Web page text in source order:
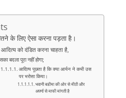
के लिए ऐसा करना पड़ता है।
को दंडित करना चाहता है,
बदला पूरा नहीं होगा;
आदित्य पूछता है कि क्या आर्यन ने कभी उस
पर भरोसा किया।
भवानी बडीमा की ओर से मीठी और
अपर्णा से माफी मांगती है